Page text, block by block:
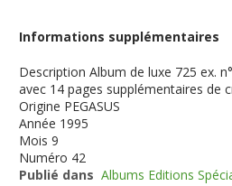
Informations supplémentaires
Description Album de luxe 725 ex.
avec 14 pages supplémentaires de
Origine PEGASUS
Année 1995
Mois 9
Numéro 42
Publié dans Albums Editions